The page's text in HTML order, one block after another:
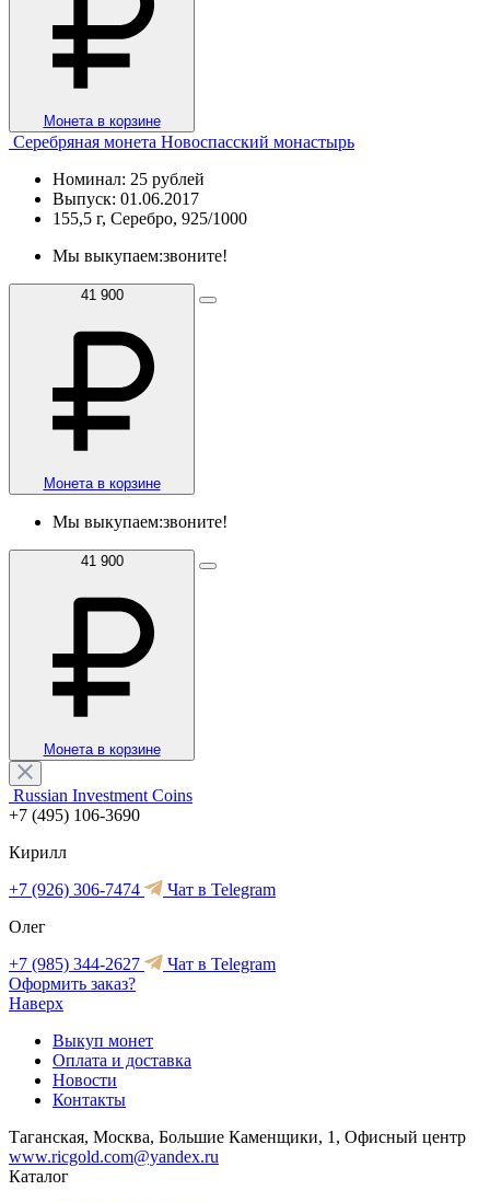
Монета в корзине
Серебряная монета Новоспасский монастырь
Номинал: 25 рублей
Выпуск: 01.06.2017
155,5 г, Серебро, 925/1000
Мы выкупаем:звоните!
41 900
Монета в корзине
Мы выкупаем:звоните!
41 900
Монета в корзине
Russian Investment Coins
+7 (495) 106-3690
Кирилл
+7 (926) 306-7474
Чат в Telegram
Олег
+7 (985) 344-2627
Чат в Telegram
Оформить заказ?
Наверх
Выкуп монет
Оплата и доставка
Новости
Контакты
Таганская, Москва, Большие Каменщики, 1, Офисный центр
www.ricgold.com@yandex.ru
Каталог